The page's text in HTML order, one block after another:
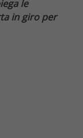
le
in giro per